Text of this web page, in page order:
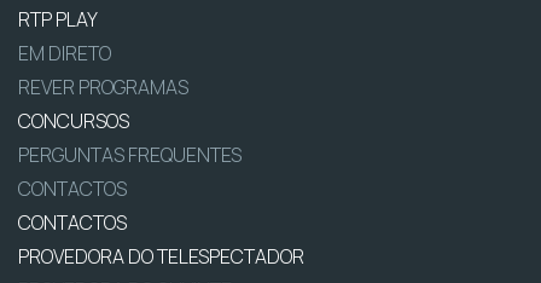
RTP PLAY
EM DIRETO
REVER PROGRAMAS
CONCURSOS
PERGUNTAS FREQUENTES
CONTACTOS
CONTACTOS
PROVEDORA DO TELESPECTADOR